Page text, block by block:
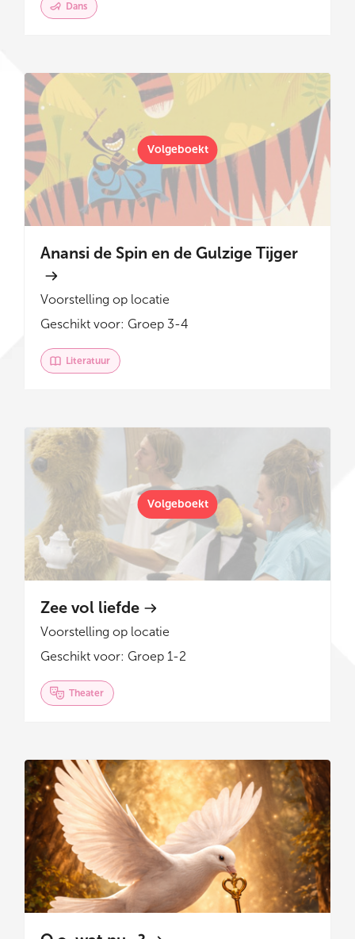
Dans
Volgeboekt
Anansi de Spin en de Gulzige Tijger
Voorstelling op locatie
Geschikt voor: Groep 3-4
Literatuur
Volgeboekt
Zee vol liefde
Voorstelling op locatie
Geschikt voor: Groep 1-2
Theater